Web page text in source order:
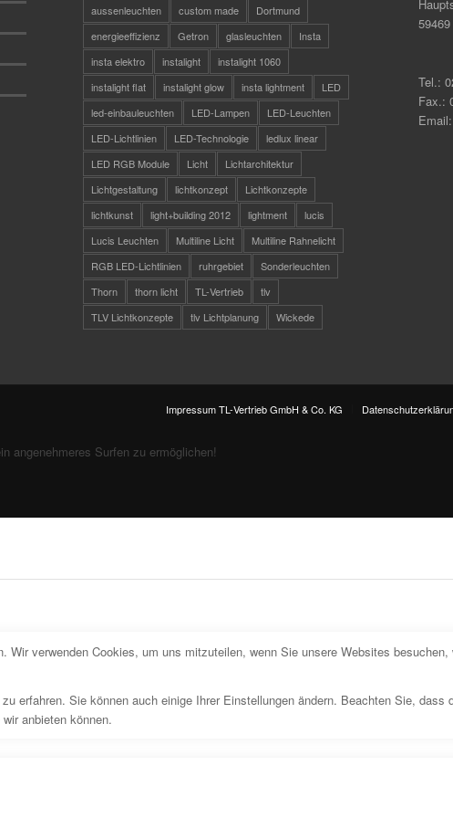
aussenleuchten
custom made
Dortmund
energieeffizienz
Getron glasleuchten
Insta
insta elektro
instalight
instalight 1060
instalight flat
instalight glow insta lightment
LED
led-einbauleuchten
LED-Lampen
LED-Leuchten
LED-Lichtlinien
LED-Technologie
ledlux linear
LED RGB Module
Licht
Lichtarchitektur
Lichtgestaltung
lichtkonzept
Lichtkonzepte
lichtkunst
light+building 2012 lightment
lucis
Lucis Leuchten
Multiline Licht
Multiline Rahnelicht
RGB LED-Lichtlinien
ruhrgebiet
Sonderleuchten
Thorn
thorn licht TL-Vertrieb
tlv
TLV Lichtkonzepte
tlv Lichtplanung Wickede
Tel.:
Fax.:
Impressum TL-Vertrieb GmbH & Co. KG
angenehmeres Surfen zu ermöglichen!
verwenden Cookies, um uns mitzuteilen, wenn Sie unsere Websites
erfahren. Sie können auch einige Ihrer Einstellungen ändern. Beachten Sie,
anbieten können.